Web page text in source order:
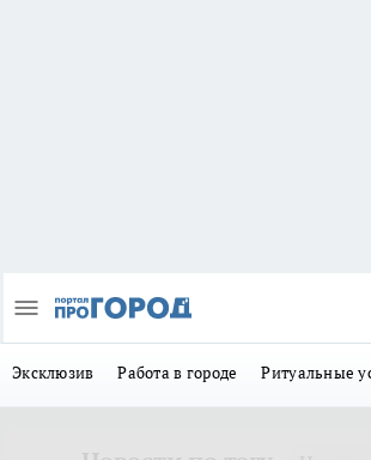
Эксклюзив Работа в городе Ритуальные